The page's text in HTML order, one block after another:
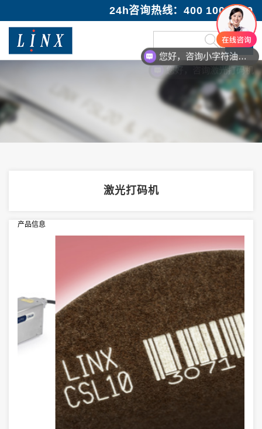
24h咨询热线：400 100 1089
激光打码机
产品信息
您好，咨询小字符油墨喷码机
您好，咨询激光打码机